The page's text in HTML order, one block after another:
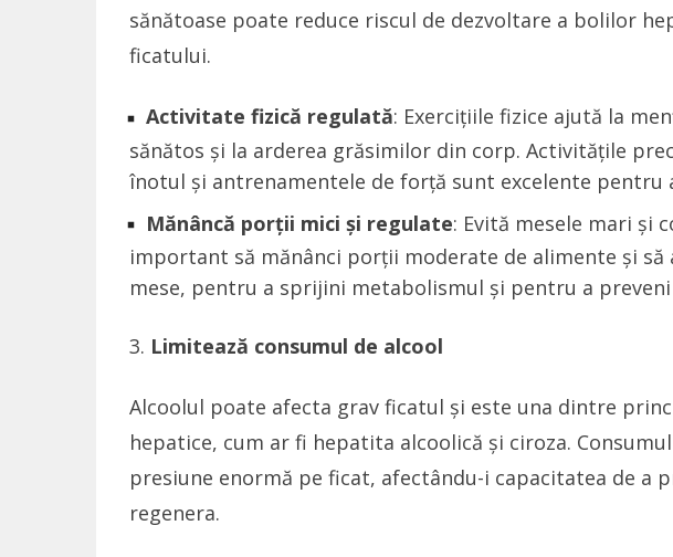
sănătoase poate reduce riscul de dezvoltare a bolilor
ficatului.
Activitate fizică regulată: Exercițiile fizice ajută la
sănătos și la arderea grăsimilor din corp. Activitățile
înotul și antrenamentele de forță sunt excelente pentru
Mănâncă porții mici și regulate: Evită mesele mari și
important să mănânci porții moderate de alimente și
mese, pentru a sprijini metabolismul și pentru a
Limitează consumul de alcool
Alcoolul poate afecta grav ficatul și este una dintre
hepatice, cum ar fi hepatita alcoolică și ciroza.
presiune enormă pe ficat, afectându-i capacitatea de a
regenera.